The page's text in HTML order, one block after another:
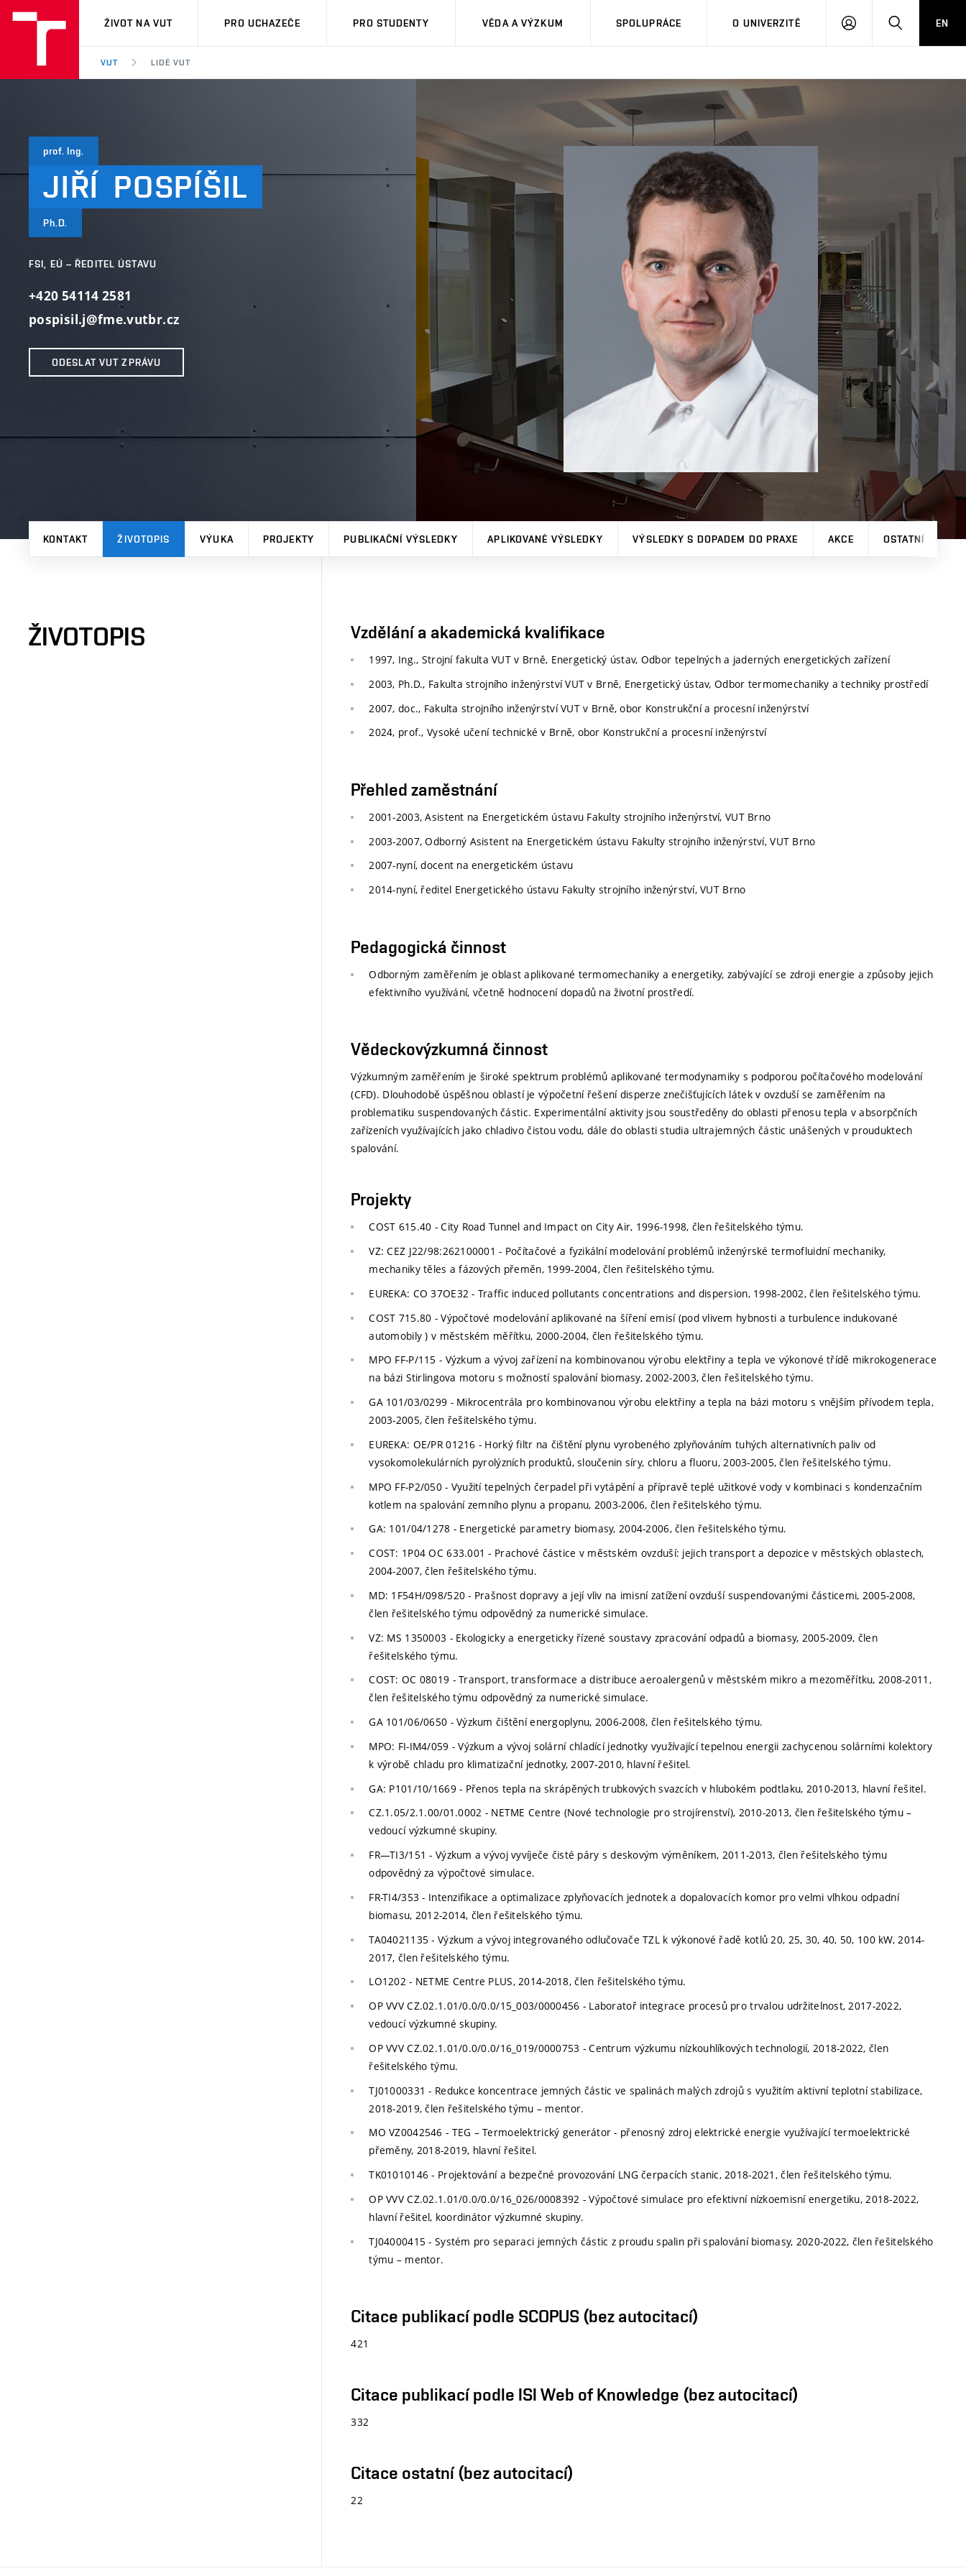
VUT
ŽIVOT NA VUT PRO UCHAZEČE PRO STUDENTY VĚDA A VÝZKUM SPOLUPRÁCE O UNIVERZITĚ
PŘIHLÁSIT HLEDATEN
VUT LIDÉ VUT
prof. Ing.
JIŘÍ POSPÍŠIL
Ph.D.
FSI, EÚ – ŘEDITEL ÚSTAVU
+420 54114 2581
pospisil.j@fme.vutbr.cz
ODESLAT VUT ZPRÁVU
KONTAKT ŽIVOTOPIS VÝUKA PROJEKTY PUBLIKAČNÍ VÝSLEDKY APLIKOVANÉ VÝSLEDKY VÝSLEDKY S DOPADEM DO PRAXE AKCE OSTATNÍ
ŽIVOTOPIS Vzdělání a akademická kvalifikace
1997, Ing., Strojní fakulta VUT v Brně, Energetický ústav, Odbor tepelných a jaderných energetických zařízení
2003, Ph.D., Fakulta strojního inženýrství VUT v Brně, Energetický ústav, Odbor termomechaniky a techniky prostředí
2007, doc., Fakulta strojního inženýrství VUT v Brně, obor Konstrukční a procesní inženýrství
2024, prof., Vysoké učení technické v Brně, obor Konstrukční a procesní inženýrství
Přehled zaměstnání
2001-2003, Asistent na Energetickém ústavu Fakulty strojního inženýrství, VUT Brno
2003-2007, Odborný Asistent na Energetickém ústavu Fakulty strojního inženýrství, VUT Brno
2007-nyní, docent na energetickém ústavu
2014-nyní, ředitel Energetického ústavu Fakulty strojního inženýrství, VUT Brno
Pedagogická činnost
Odborným zaměřením je oblast aplikované termomechaniky a energetiky, zabývající se zdroji energie a způsoby jejich
efektivního využívání, včetně hodnocení dopadů na životní prostředí.
Vědeckovýzkumná činnost
Výzkumným zaměřením je široké spektrum problémů aplikované termodynamiky s podporou počítačového modelování
(CFD). Dlouhodobě úspěšnou oblastí je výpočetní řešení disperze znečišťujících látek v ovzduší se zaměřením na
problematiku suspendovaných částic. Experimentální aktivity jsou soustředěny do oblasti přenosu tepla v absorpčních
zařízeních využívajících jako chladivo čistou vodu, dále do oblasti studia ultrajemných částic unášených v prouduktech
spalování.
Projekty
COST 615.40 - City Road Tunnel and Impact on City Air, 1996-1998, člen řešitelského týmu.
VZ: CEZ J22/98:262100001 - Počítačové a fyzikální modelování problémů inženýrské termofluidní mechaniky,
mechaniky těles a fázových přeměn, 1999-2004, člen řešitelského týmu.
EUREKA: CO 37OE32 - Traffic induced pollutants concentrations and dispersion, 1998-2002, člen řešitelského týmu.
COST 715.80 - Výpočtové modelování aplikované na šíření emisí (pod vlivem hybnosti a turbulence indukované
automobily ) v městském měřítku, 2000-2004, člen řešitelského týmu.
MPO FF-P/115 - Výzkum a vývoj zařízení na kombinovanou výrobu elektřiny a tepla ve výkonové třídě mikrokogenerace
na bázi Stirlingova motoru s možností spalování biomasy, 2002-2003, člen řešitelského týmu.
GA 101/03/0299 - Mikrocentrála pro kombinovanou výrobu elektřiny a tepla na bázi motoru s vnějším přívodem tepla,
2003-2005, člen řešitelského týmu.
EUREKA: OE/PR 01216 - Horký filtr na čištění plynu vyrobeného zplyňováním tuhých alternativních paliv od
vysokomolekulárních pyrolýzních produktů, sloučenin síry, chloru a fluoru, 2003-2005, člen řešitelského týmu.
MPO FF-P2/050 - Využití tepelných čerpadel při vytápění a přípravě teplé užitkové vody v kombinaci s kondenzačním
kotlem na spalování zemního plynu a propanu, 2003-2006, člen řešitelského týmu.
GA: 101/04/1278 - Energetické parametry biomasy, 2004-2006, člen řešitelského týmu.
COST: 1P04 OC 633.001 - Prachové částice v městském ovzduší: jejich transport a depozice v městských oblastech,
2004-2007, člen řešitelského týmu.
MD: 1F54H/098/520 - Prašnost dopravy a její vliv na imisní zatížení ovzduší suspendovanými částicemi, 2005-2008,
člen řešitelského týmu odpovědný za numerické simulace.
VZ: MS 1350003 - Ekologicky a energeticky řízené soustavy zpracování odpadů a biomasy, 2005-2009, člen
řešitelského týmu.
COST: OC 08019 - Transport, transformace a distribuce aeroalergenů v městském mikro a mezoměřítku, 2008-2011,
člen řešitelského týmu odpovědný za numerické simulace.
GA 101/06/0650 - Výzkum čištění energoplynu, 2006-2008, člen řešitelského týmu.
MPO: FI-IM4/059 - Výzkum a vývoj solární chladící jednotky využívající tepelnou energii zachycenou solárními kolektory
k výrobě chladu pro klimatizační jednotky, 2007-2010, hlavní řešitel.
GA: P101/10/1669 - Přenos tepla na skrápěných trubkových svazcích v hlubokém podtlaku, 2010-2013, hlavní řešitel.
CZ.1.05/2.1.00/01.0002 - NETME Centre (Nové technologie pro strojírenství), 2010-2013, člen řešitelského týmu –
vedoucí výzkumné skupiny.
FR—TI3/151 - Výzkum a vývoj vyvíječe čisté páry s deskovým výměníkem, 2011-2013, člen řešitelského týmu
odpovědný za výpočtové simulace.
FR-TI4/353 - Intenzifikace a optimalizace zplyňovacích jednotek a dopalovacích komor pro velmi vlhkou odpadní
biomasu, 2012-2014, člen řešitelského týmu.
TA04021135 - Výzkum a vývoj integrovaného odlučovače TZL k výkonové řadě kotlů 20, 25, 30, 40, 50, 100 kW, 2014-
2017, člen řešitelského týmu.
LO1202 - NETME Centre PLUS, 2014-2018, člen řešitelského týmu.
OP VVV CZ.02.1.01/0.0/0.0/15_003/0000456 - Laboratoř integrace procesů pro trvalou udržitelnost, 2017-2022,
vedoucí výzkumné skupiny.
OP VVV CZ.02.1.01/0.0/0.0/16_019/0000753 - Centrum výzkumu nízkouhlíkových technologií, 2018-2022, člen
řešitelského týmu.
TJ01000331 - Redukce koncentrace jemných částic ve spalinách malých zdrojů s využitím aktivní teplotní stabilizace,
2018-2019, člen řešitelského týmu – mentor.
MO VZ0042546 - TEG – Termoelektrický generátor - přenosný zdroj elektrické energie využívající termoelektrické
přeměny, 2018-2019, hlavní řešitel.
TK01010146 - Projektování a bezpečné provozování LNG čerpacích stanic, 2018-2021, člen řešitelského týmu.
OP VVV CZ.02.1.01/0.0/0.0/16_026/0008392 - Výpočtové simulace pro efektivní nízkoemisní energetiku, 2018-2022,
hlavní řešitel, koordinátor výzkumné skupiny.
TJ04000415 - Systém pro separaci jemných částic z proudu spalin při spalování biomasy, 2020-2022, člen řešitelského
týmu – mentor.
Citace publikací podle SCOPUS (bez autocitací)
421
Citace publikací podle ISI Web of Knowledge (bez autocitací)
332
Citace ostatní (bez autocitací)
22